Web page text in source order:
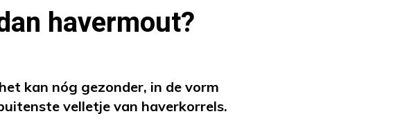
havermout?
kan nóg gezonder, in de vorm
velletje van haverkorrels.